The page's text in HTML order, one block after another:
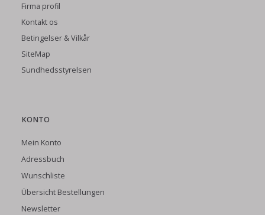
Firma profil
Kontakt os
Betingelser & Vilkår
SiteMap
Sundhedsstyrelsen
KONTO
Mein Konto
Adressbuch
Wunschliste
Übersicht Bestellungen
Newsletter